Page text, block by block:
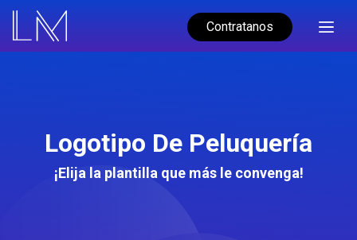
Contratanos
Logotipo De Peluquería
¡Elija la plantilla que más le convenga!